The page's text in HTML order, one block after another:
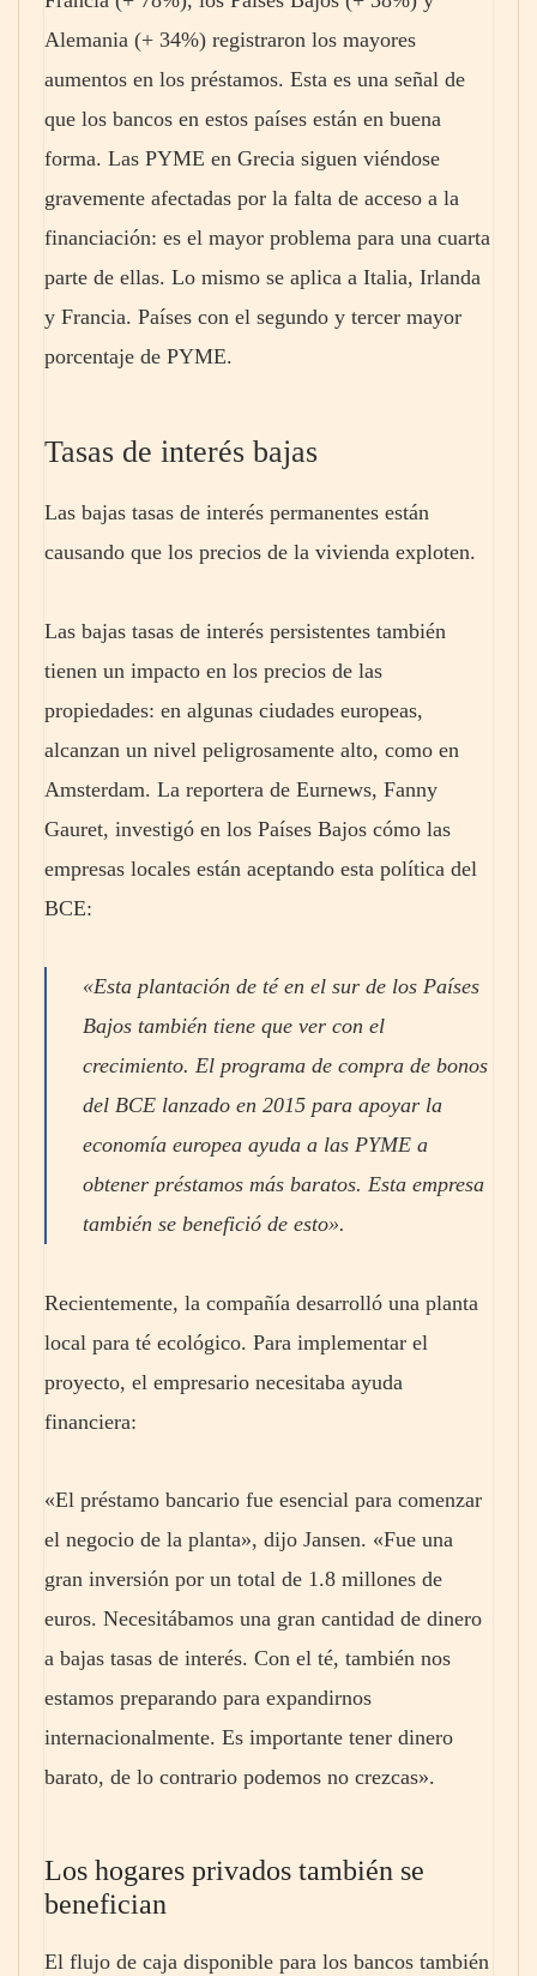
Alemania (+ 34%) registraron los mayores
aumentos en los préstamos. Esta es una señal de
que los bancos en estos países están en buena
forma. Las PYME en Grecia siguen viéndose
gravemente afectadas por la falta de acceso a la
financiación: es el mayor problema para una cuarta
parte de ellas. Lo mismo se aplica a Italia, Irlanda
y Francia. Países con el segundo y tercer mayor
porcentaje de PYME.
Tasas de interés bajas
Las bajas tasas de interés permanentes están
causando que los precios de la vivienda exploten.
Las bajas tasas de interés persistentes también
tienen un impacto en los precios de las
propiedades: en algunas ciudades europeas,
alcanzan un nivel peligrosamente alto, como en
Amsterdam. La reportera de Eurnews, Fanny
Gauret, investigó en los Países Bajos cómo las
empresas locales están aceptando esta política del
BCE:
«Esta plantación de té en el sur de los Países
Bajos también tiene que ver con el
crecimiento. El programa de compra de bonos
del BCE lanzado en 2015 para apoyar la
economía europea ayuda a las PYME a
obtener préstamos más baratos. Esta empresa
también se benefició de esto».
Recientemente, la compañía desarrolló una planta
local para té ecológico. Para implementar el
proyecto, el empresario necesitaba ayuda
financiera:
«El préstamo bancario fue esencial para comenzar
el negocio de la planta», dijo Jansen. «Fue una
gran inversión por un total de 1.8 millones de
euros. Necesitábamos una gran cantidad de dinero
a bajas tasas de interés. Con el té, también nos
estamos preparando para expandirnos
internacionalmente. Es importante tener dinero
barato, de lo contrario podemos no crezcas».
Los hogares privados también se
benefician
El flujo de caja disponible para los bancos también